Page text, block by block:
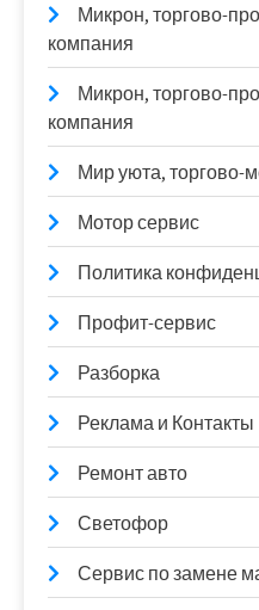
Микрон, торгово-
компания
Микрон, торгово-
компания
Мир уюта, торгово-
Мотор сервис
Политика
Профит-сервис
Разборка
Реклама и Контакты
Ремонт авто
Светофор
Сервис по замене